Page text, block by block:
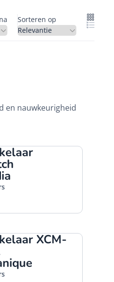
Sorteren op
en nauwkeurigheid
XCM-